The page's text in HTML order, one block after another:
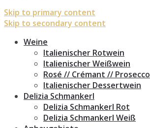
Skip to primary content
Skip to secondary content
Weine
Italienischer Rotwein
Italienischer Weißwein
Rosé // Crémant // Prosecco
Italienischer Dessertwein
Delizia Schmankerl
Delizia Schmankerl Rot
Delizia Schmankerl Weiß